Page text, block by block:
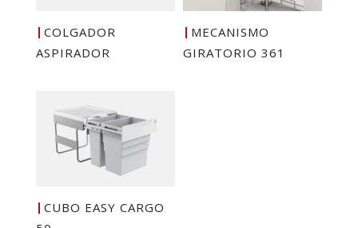
COLGADOR
ASPIRADOR
MECANISMO
GIRATORIO 361
CUBO EASY CARGO